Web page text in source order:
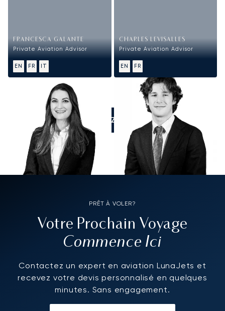
FRANCESCA GALANTE
Private Aviation Advisor
EN FR IT
CHARLES LEVISALLES
Private Aviation Advisor
EN FR
APPELEZ-NOUS
PRÊT À VOLER?
Votre Prochain Voyage
Commence Ici
Contactez un expert en aviation LunaJets et
recevez votre devis personnalisé en quelques
minutes. Sans engagement.